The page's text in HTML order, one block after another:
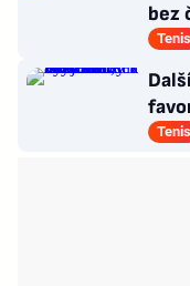
bez
Tenis
Tenis